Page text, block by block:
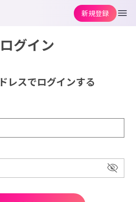
ログイン
レスでログインする
新規登録